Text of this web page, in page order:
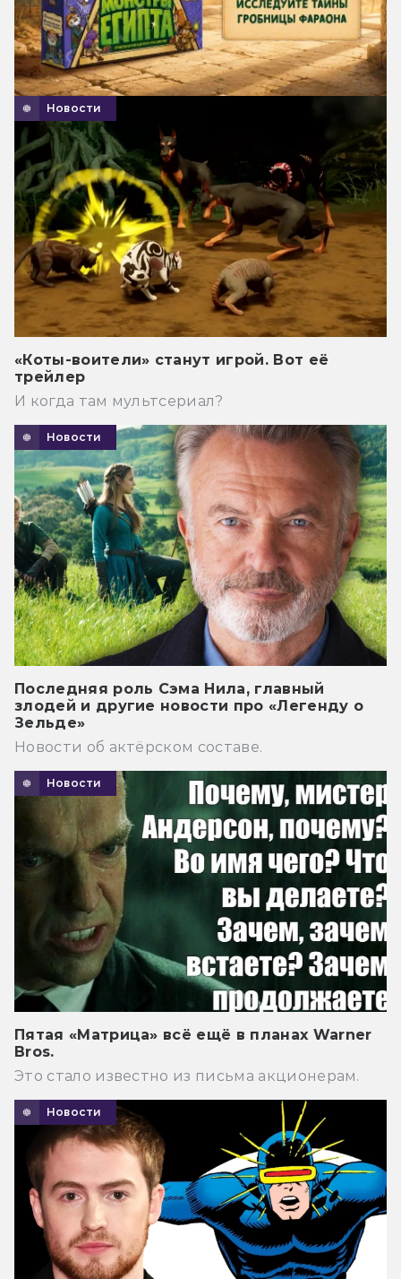
Новости
«Коты-воители» станут игрой. Вот её
трейлер
И когда там мультсериал?
Новости
Последняя роль Сэма Нила, главный
злодей и другие новости про «Легенду о
Зельде»
Новости об актёрском составе.
Новости
Пятая «Матрица» всё ещё в планах Warner
Bros.
Это стало известно из письма акционерам.
Новости